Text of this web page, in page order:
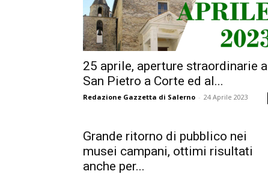
25 aprile, aperture straordinarie a
San Pietro a Corte ed al...
Redazione Gazzetta di Salerno - 24 Aprile 2023
Grande ritorno di pubblico nei
musei campani, ottimi risultati
anche per...